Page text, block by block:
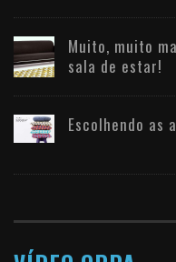
Muito, muito
sala de estar!
Escolhendo as